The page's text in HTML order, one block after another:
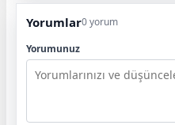
Yorumlar0 yorum
Yorumunuz